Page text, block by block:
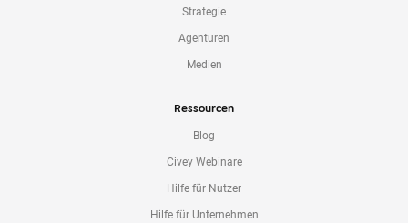
Strategie
Agenturen
Medien
Ressourcen
Blog
Civey Webinare
Hilfe für Nutzer
Hilfe für Unternehmen